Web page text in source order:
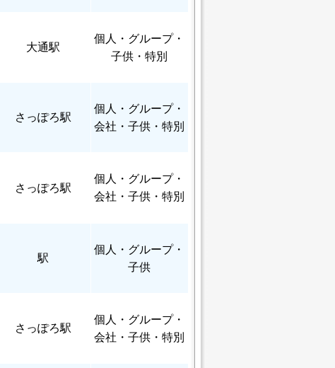
大通駅
個人
・グループ・
子供・特別
さっぽろ駅
個人
・グループ・
会社・子供・特別
さっぽろ駅
個人
・グループ・
会社・子供・特別
駅
個人
・グループ・
子供
さっぽろ駅
個人
・グループ・
会社・子供・特別